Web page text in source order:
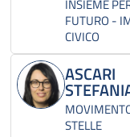
INSIEME
FUTURO -
CIVICO
ASCARI
STELLE